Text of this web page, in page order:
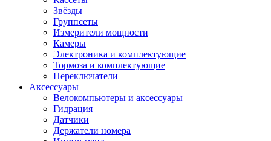
Звёзды
Группсеты
Измерители мощности
Камеры
Электроника и комплектующие
Тормоза и комплектующие
Переключатели
Аксессуары
Велокомпьютеры и аксессуары
Гидрация
Датчики
Держатели номера